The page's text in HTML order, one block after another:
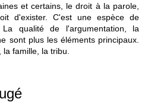
et certains, le droit à la parole,
d'exister. C'est une espèce de
qualité de l'argumentation, la
sont plus les éléments principaux.
famille, la tribu.